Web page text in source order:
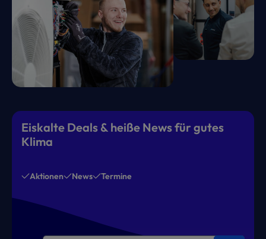
Eiskalte Deals & heiße News für gutes
Klima
Aktionen News Termine